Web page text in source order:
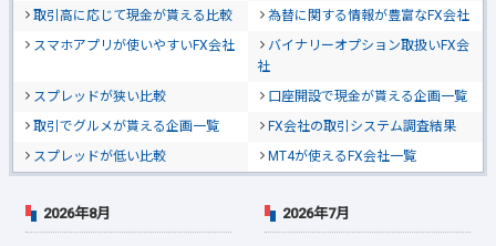
取引高に応じて現金が貰える比較
為替に関する情報が豊富なFX会社
スマホアプリが使いやすいFX会社
バイナリーオプション取扱いFX会
社
スプレッドが狭い比較
口座開設で現金が貰える企画一覧
取引でグルメが貰える企画一覧
FX会社の取引システム調査結果
スプレッドが低い比較
MT4が使えるFX会社一覧
2026年8月 2026年7月